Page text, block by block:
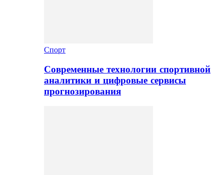
Спорт
Современные технологии спортивной
аналитики и цифровые сервисы
прогнозирования